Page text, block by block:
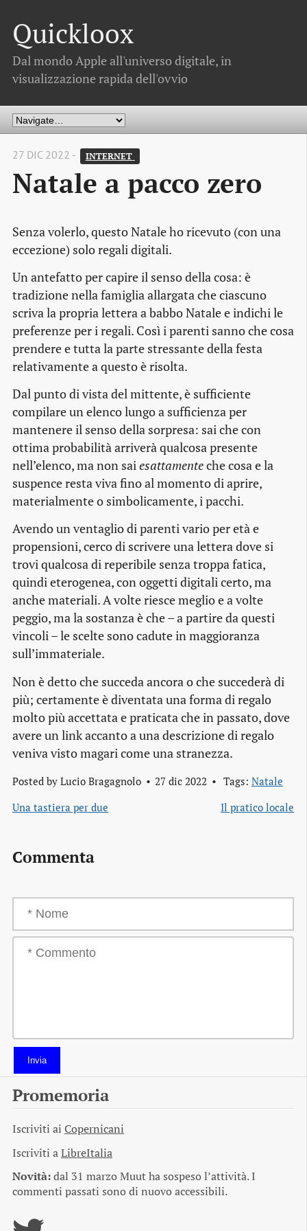
Quickloox
Dal mondo Apple all'universo digitale, in
visualizzazione rapida dell'ovvio
27 DIC 2022 - INTERNET
Natale a pacco zero
Senza volerlo, questo Natale ho ricevuto (con una
eccezione) solo regali digitali.
Un antefatto per capire il senso della cosa: è
tradizione nella famiglia allargata che ciascuno
scriva la propria lettera a babbo Natale e indichi le
preferenze per i regali. Così i parenti sanno che cosa
prendere e tutta la parte stressante della festa
relativamente a questo è risolta.
Dal punto di vista del mittente, è sufficiente
compilare un elenco lungo a sufficienza per
mantenere il senso della sorpresa: sai che con
ottima probabilità arriverà qualcosa presente
nell’elenco, ma non saiesattamenteche cosa e la
suspence resta viva fino al momento di aprire,
materialmente o simbolicamente, i pacchi.
Avendo un ventaglio di parenti vario per età e
propensioni, cerco di scrivere una lettera dove si
trovi qualcosa di reperibile senza troppa fatica,
quindi eterogenea, con oggetti digitali certo, ma
anche materiali. A volte riesce meglio e a volte
peggio, ma la sostanza è che – a partire da questi
vincoli – le scelte sono cadute in maggioranza
sull’immateriale.
Non è detto che succeda ancora o che succederà di
più; certamente è diventata una forma di regalo
molto più accettata e praticata che in passato, dove
avere un link accanto a una descrizione di regalo
veniva visto magari come una stranezza.
Posted by Lucio Bragagnolo 27 dic 2022 Tags: Natale
Una tastiera per due
Il pratico locale
Commenta
Invia
Promemoria
Iscriviti ai Copernicani
Iscriviti aLibreItalia
Novità:dal 31 marzo Muut ha sospeso l’attività. I
commenti passati sono di nuovo accessibili.